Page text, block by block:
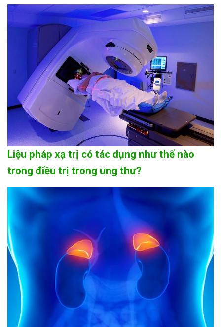
Liệu pháp xạ trị có tác dụng như thế nào
trong điều trị trong ung thư?